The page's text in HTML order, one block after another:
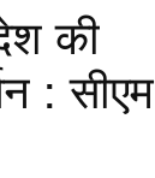
की
: सीएम